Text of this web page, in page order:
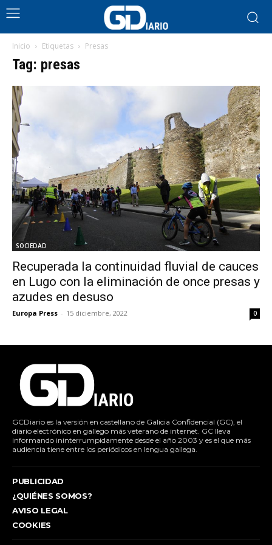
Inicio Etiquetas Presas
Tag: presas
SOCIEDAD
Recuperada la continuidad fluvial de cauces
en Lugo con la eliminación de once presas y
azudes en desuso
Europa Press - 15 diciembre, 2022 0
GCDiario es la versión en castellano de Galicia Confidencial (GC), el
diario electrónico en gallego más veterano de internet. GC lleva
informando ininterrumpidamente desde el año 2003 y es el que más
audiencia tiene entre los periódicos en lengua gallega.
PUBLICIDAD
¿QUIÉNES SOMOS?
AVISO LEGAL
COOKIES